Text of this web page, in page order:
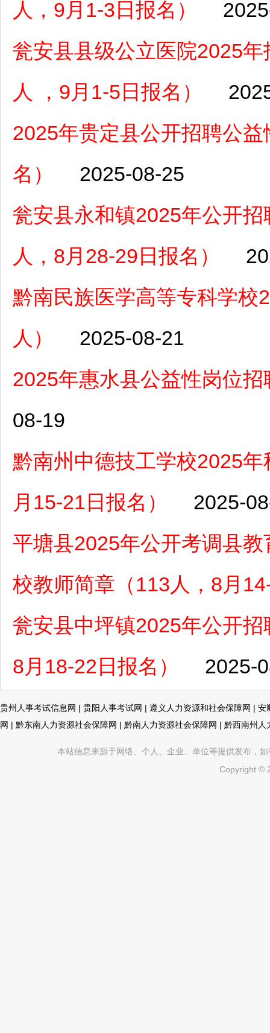
人，9月1-3日报名）
瓮安县县级公立医院2025
人 ，9月1-5日报名）
2025年贵定县公开招聘公
名）
2025-08-25
瓮安县永和镇2025年公开
人，8月28-29日报名）
黔南民族医学高等专科学校
人）
2025-08-21
2025年惠水县公益性岗位
08-19
黔南州中德技工学校2025
月15-21日报名）
2025-
平塘县2025年公开考调县
校教师简章（113人，8月
瓮安县中坪镇2025年公开
8月18-22日报名）
2025-
贵州人事考试信息网 | 贵阳人事考试网 | 遵义人力资源和社会保障网 | 安
网 | 黔东南人力资源社会保障网 | 黔南人力资源社会保障网 | 黔西南州人
本站信息来源于网络、个人、企业、单位等提供发布，
Copyright ©